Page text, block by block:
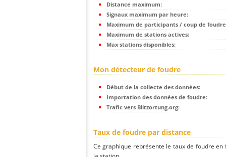
Distance maximum:
Signaux maximum par heure:
Maximum de participants / coup de
Maximum de stations actives:
Max stations disponibles:
Mon détecteur de foudre
Début de la collecte des données:
Importation des données de foudre:
Trafic vers Blitzortung.org:
Taux de foudre par distance
Ce graphique représente le taux de foudre